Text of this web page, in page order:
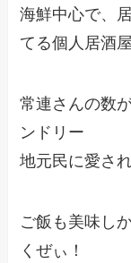
海鮮中心で、
てる個人居酒屋
常連さんの数
ンドリー
地元民に愛さ
ご飯も美味し
くぜぃ！